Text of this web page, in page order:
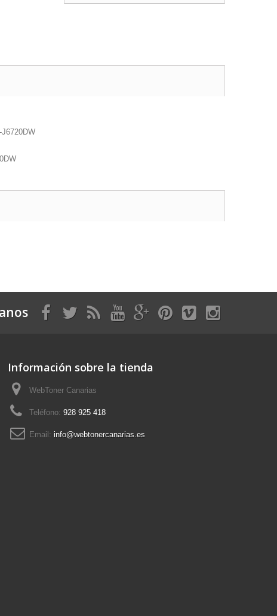
Información sobre la tienda
WebToner Canarias
Teléfono: 928 925 418
Email: info@webtonercanarias.es